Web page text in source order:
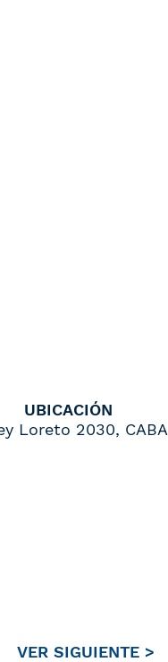
UBICACIÓN
Loreto 2030, CABA
VER SIGUIENTE >